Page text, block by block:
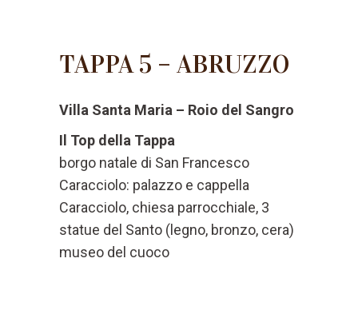
TAPPA 5 – ABRUZZO
Villa Santa Maria – Roio del Sangro
Il Top della Tappa
borgo natale di San Francesco
Caracciolo: palazzo e cappella
Caracciolo, chiesa parrocchiale, 3
statue del Santo (legno, bronzo, cera)
museo del cuoco